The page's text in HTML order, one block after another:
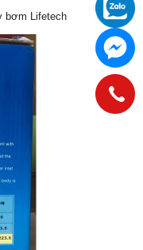
bơm Lifetech